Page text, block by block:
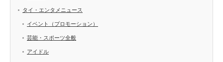
タイ・エンタメニュース
イベント（プロモーション）
芸能・スポーツ全般
アイドル